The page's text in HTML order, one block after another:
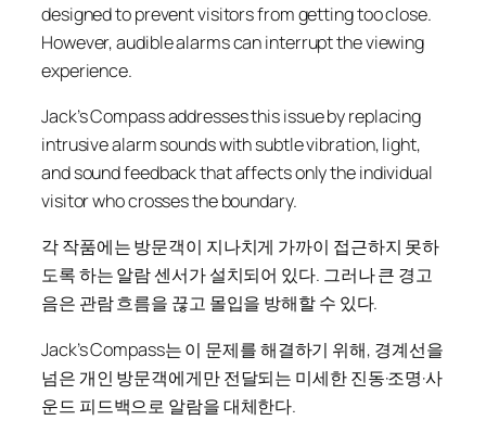
designed to prevent visitors from getting too close.
However, audible alarms can interrupt the viewing
experience.
Jack’s Compass addresses this issue by replacing
intrusive alarm sounds with subtle vibration, light,
and sound feedback that affects only the individual
visitor who crosses the boundary.
각 작품에는 방문객이 지나치게 가까이 접근하지 못하
도록 하는 알람 센서가 설치되어 있다. 그러나 큰 경고
음은 관람 흐름을 끊고 몰입을 방해할 수 있다.
Jack’s Compass는 이 문제를 해결하기 위해, 경계선을
넘은 개인 방문객에게만 전달되는 미세한 진동·조명·사
운드 피드백으로 알람을 대체한다.